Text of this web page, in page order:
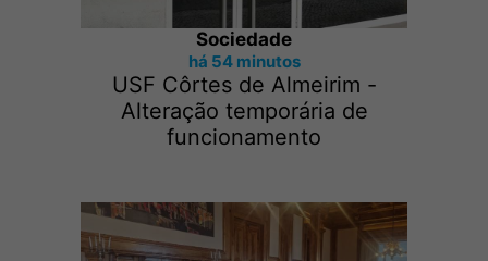
Sociedade
há 54 minutos
USF Côrtes de Almeirim -
Alteração temporária de
funcionamento